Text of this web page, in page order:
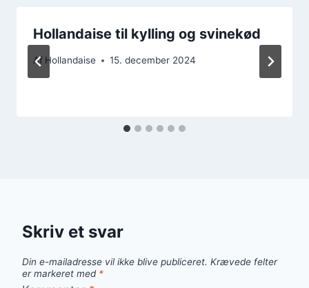
Hollandaise til kylling og svinekød
Af Hollandaise 15. december 2024
Skriv et svar
Din e-mailadresse vil ikke blive publiceret. Krævede felter
er markeret med *